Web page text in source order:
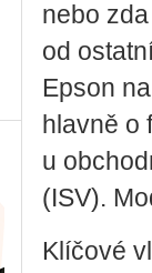
nebo
od
Epson
hlavně o
u
(ISV).
Klíčové